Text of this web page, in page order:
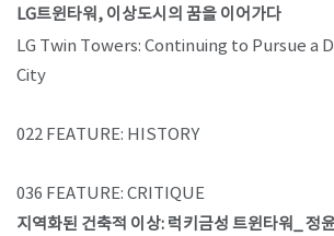
LG트윈타워, 이상도시의 꿈을 이어가다
LG Twin Towers: Continuing to Pursue a
City
022 FEATURE: HISTORY
036 FEATURE: CRITIQUE
지역화된 건축적 이상: 럭키금성 트윈타워_ 정